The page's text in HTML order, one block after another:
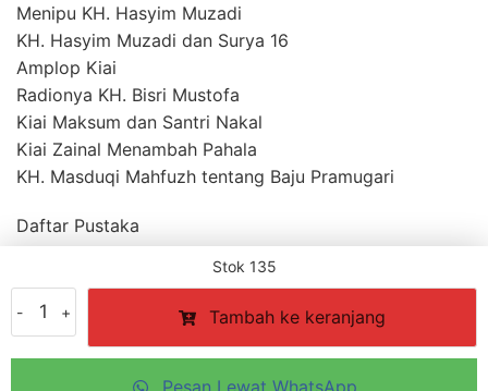
Stok 135
Kuantitas
Hatimu
Tambah ke keranjang
Pesan Lewat WhatsApp
Menipu KH. Hasyim Muzadi
KH. Hasyim Muzadi dan Surya 16
Amplop Kiai
Radionya KH. Bisri Mustofa
Kiai Maksum dan Santri Nakal
Kiai Zainal Menambah Pahala
KH. Masduqi Mahfuzh tentang Baju Pramugari
Daftar Pustaka
Tentang Penulis
Copyright © 2026 Layanan Reseller Penerbit Qaf
Perlu bantuan?